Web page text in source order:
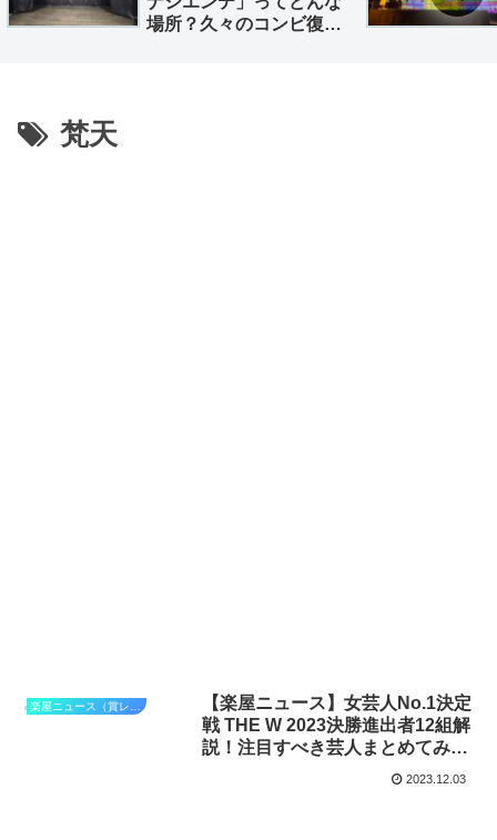
場所？久々のコンビ復活
梵天
【楽屋ニュース】女芸人No.1決定
戦 THE W 2023決勝進出者12組解
説！注目すべき芸人まとめてみま
2023.12.03